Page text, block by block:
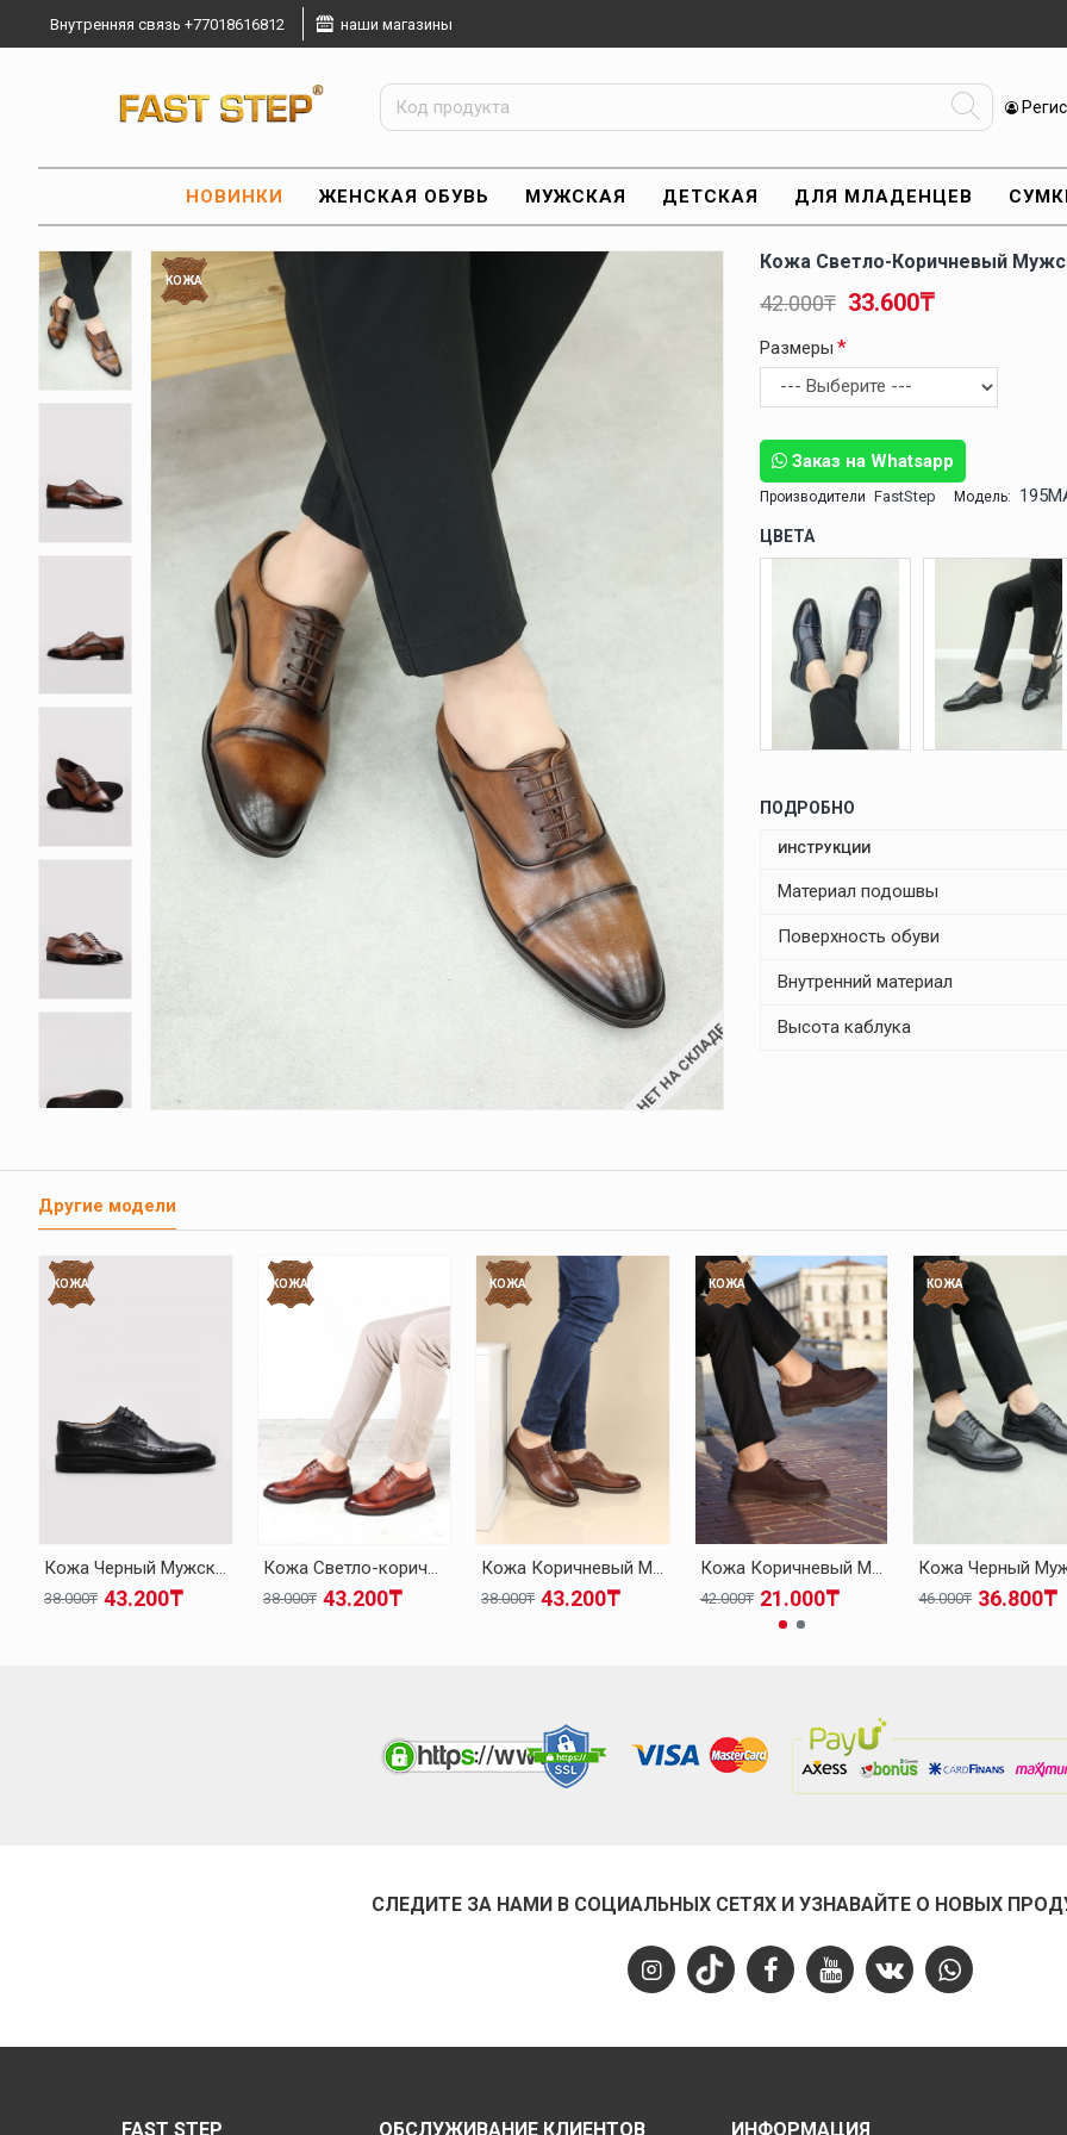
Внутренняя связь +77018616812 наши магазины
НОВИНКИ ЖЕНСКАЯ ОБУВЬ МУЖСКАЯ ДЕТСКАЯ ДЛЯ МЛАДЕНЦЕВ
НЕТ НА СКЛАДЕ
КОЖА
Кожа Светло-Коричневый
Заказ на Whatsapp
Производители FastStep Модель:
33.600₸
42.000₸
Размеры
ЦВЕТА
ПОДРОБНО
ИНСТРУКЦИИ
Материал подошвы
Поверхность обуви
Внутренний материал
Высота каблука
Другие модели
КОЖА
Кожа Черный Мужская Классическая Обувь 095MA4051-1
43.200₸
38.000₸
КОЖА
Кожа Светло-коричневый Мужская Классическая Обувь 095MA4051-1
43.200₸
38.000₸
КОЖА
Кожа Коричневый Мужская Классическая Обувь 095MA4051-1
43.200₸
38.000₸
КОЖА
Кожа Коричневый Мужская Классическая Обувь 126MA1005
21.000₸
42.000₸
КОЖА
36.800₸
46.000₸
СЛЕДИТЕ ЗА НАМИ В СОЦИАЛЬНЫХ СЕТЯХ И УЗНАВАЙТЕ О НОВЫХ
FAST STEP ОБСЛУЖИВАНИЕ КЛИЕНТОВ ИНФОРМАЦИЯ